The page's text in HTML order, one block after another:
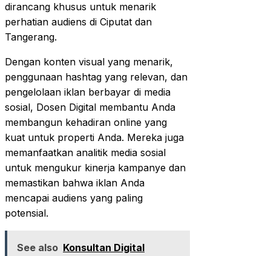
dirancang khusus untuk menarik
perhatian audiens di Ciputat dan
Tangerang.
Dengan konten visual yang menarik,
penggunaan hashtag yang relevan, dan
pengelolaan iklan berbayar di media
sosial, Dosen Digital membantu Anda
membangun kehadiran online yang
kuat untuk properti Anda. Mereka juga
memanfaatkan analitik media sosial
untuk mengukur kinerja kampanye dan
memastikan bahwa iklan Anda
mencapai audiens yang paling
potensial.
See also Konsultan Digital